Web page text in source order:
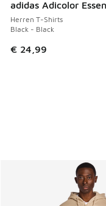
adidas Adicolor
Herren T-Shirts
Black - Black
€ 24,99